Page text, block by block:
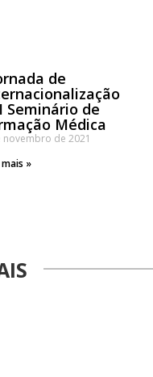
de
Seminário de
Médica
novembro de 2021
»